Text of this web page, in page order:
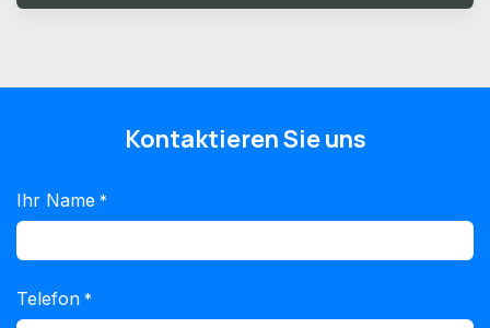
Kontaktieren Sie uns
Ihr Name *
Telefon *